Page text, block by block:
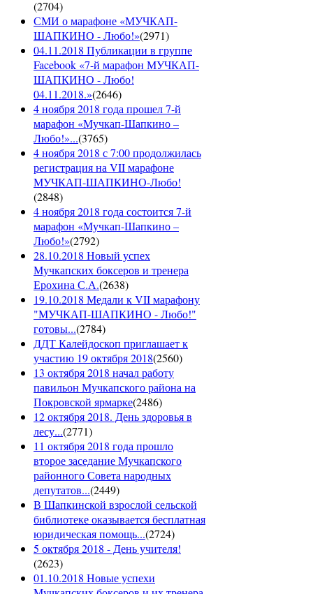
(2704)
СМИ о марафоне «МУЧКАП-
ШАПКИНО - Любо!»(2971)
04.11.2018 Публикации в группе
Facebook «7-й марафон МУЧКАП-
ШАПКИНО - Любо!
04.11.2018.»(2646)
4 ноября 2018 года прошел 7-й
марафон «Мучкап-Шапкино –
Любо!»...(3765)
4 ноября 2018 с 7:00 продолжилась
регистрация на VII марафоне
МУЧКАП-ШАПКИНО-Любо!
(2848)
4 ноября 2018 года состоится 7-й
марафон «Мучкап-Шапкино –
Любо!»(2792)
28.10.2018 Новый успех
Мучкапских боксеров и тренера
Ерохина С.А.(2638)
19.10.2018 Медали к VII марафону
"МУЧКАП-ШАПКИНО - Любо!"
готовы...(2784)
ДДТ Калейдоскоп приглашает к
участию 19 октября 2018(2560)
13 октября 2018 начал работу
павильон Мучкапского района на
Покровской ярмарке(2486)
12 октября 2018. День здоровья в
лесу...(2771)
11 октября 2018 года прошло
второе заседание Мучкапского
районного Совета народных
депутатов...(2449)
В Шапкинской взрослой сельской
библиотеке оказывается бесплатная
юридическая помощь...(2724)
5 октября 2018 - День учителя!
(2623)
01.10.2018 Новые успехи